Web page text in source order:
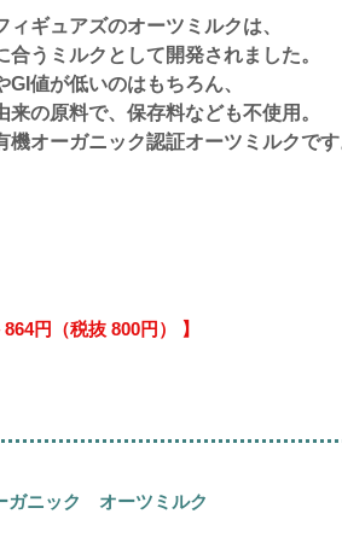
ィギュアズのオーツミルクは、
合うミルクとして開発されました。
GI値が低いのはもちろん、
来の原料で、保存料なども不使用 。
機オーガニック認証オーツミルクです
税抜 800円） 】
ガニック オーツミルク